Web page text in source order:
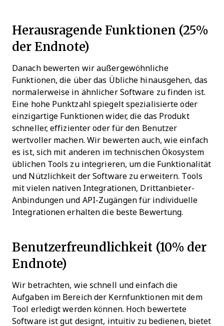
Herausragende Funktionen (25%
der Endnote)
Danach bewerten wir außergewöhnliche
Funktionen, die über das Übliche hinausgehen, das
normalerweise in ähnlicher Software zu finden ist.
Eine hohe Punktzahl spiegelt spezialisierte oder
einzigartige Funktionen wider, die das Produkt
schneller, effizienter oder für den Benutzer
wertvoller machen. Wir bewerten auch, wie einfach
es ist, sich mit anderen im technischen Ökosystem
üblichen Tools zu integrieren, um die Funktionalität
und Nützlichkeit der Software zu erweitern. Tools
mit vielen nativen Integrationen, Drittanbieter-
Anbindungen und API-Zugängen für individuelle
Integrationen erhalten die beste Bewertung.
Benutzerfreundlichkeit (10% der
Endnote)
Wir betrachten, wie schnell und einfach die
Aufgaben im Bereich der Kernfunktionen mit dem
Tool erledigt werden können. Hoch bewertete
Software ist gut designt, intuitiv zu bedienen, bietet